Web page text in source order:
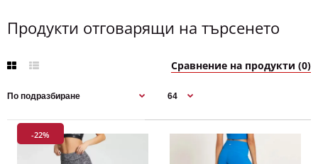
Продукти отговарящи на търсенето
Сравнение на продукти (0)
-22%
-22%